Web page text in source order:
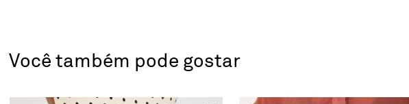
Você também pode gostar